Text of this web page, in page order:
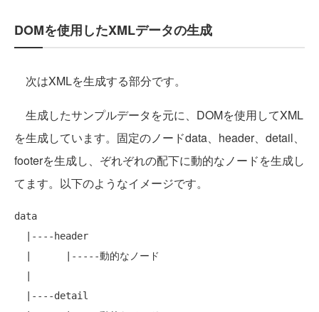
DOMを使用したXMLデータの生成
次はXMLを生成する部分です。
生成したサンプルデータを元に、DOMを使用してXML
を生成しています。固定のノードdata、header、detail、
footerを生成し、ぞれぞれの配下に動的なノードを生成し
てます。以下のようなイメージです。
data